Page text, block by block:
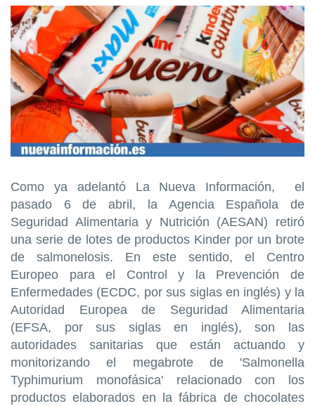
Como ya adelantó La Nueva Información, el
pasado 6 de abril, la Agencia Española de
Seguridad Alimentaria y Nutrición (AESAN) retiró
una serie de lotes de productos Kinder por un brote
de salmonelosis. En este sentido, el Centro
Europeo para el Control y la Prevención de
Enfermedades (ECDC, por sus siglas en inglés) y la
Autoridad Europea de Seguridad Alimentaria
(EFSA, por sus siglas en inglés), son las
autoridades sanitarias que están actuando y
monitorizando el megabrote de 'Salmonella
Typhimurium monofásica' relacionado con los
productos elaborados en la fábrica de chocolates